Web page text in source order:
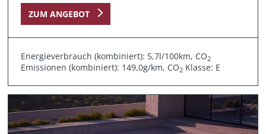
ZUM ANGEBOT
Energieverbrauch (kombiniert): 5,7l/100km, CO2
Emissionen (kombiniert): 149,0g/km, CO2 Klasse: E